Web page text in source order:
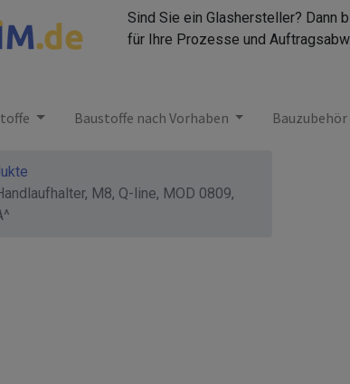
Sind Sie ein Glashersteller? Dann
für Ihre Prozesse und
Baustoffe nach Vorhaben Bauzubehör
M8, Q-line, MOD 0809,